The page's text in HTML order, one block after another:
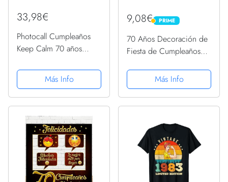
33,98€
Photocall Cumpleaños
Keep Calm 70 años
Cumpleaños o
Celebraciones puntuales
| Medidas 100x100cm |
Ventanas Troqueladas |
Photocall Divertido...
Más Info
9,08€ PRIME
PRIME
70 Años Decoración de
Fiesta de Cumpleaños70
Cumpleaños de Oro
Negro,70 Años Banner
de Fondo de Feliz
Tela Cartel Extra...
Más Info